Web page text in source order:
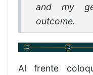
and my
outcome.
Al frente